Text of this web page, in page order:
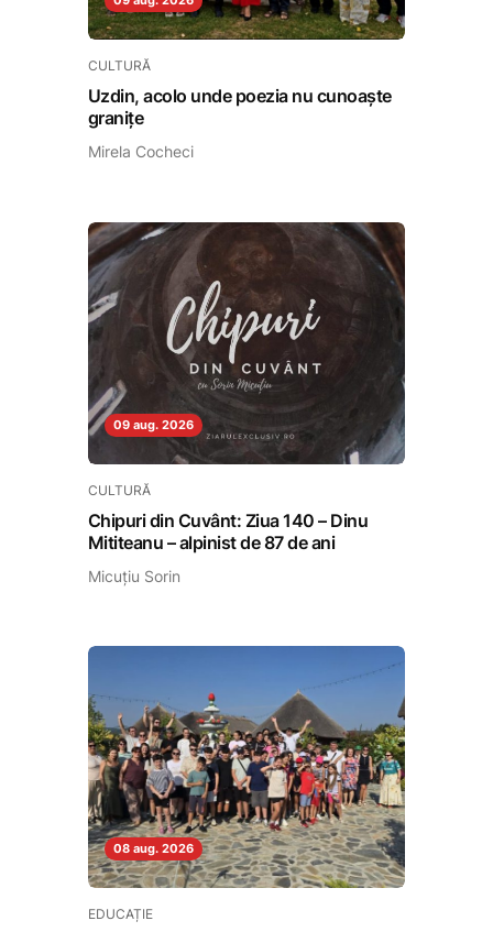
CULTURĂ
Uzdin, acolo unde poezia nu cunoaște
granițe
Mirela Cocheci
09 aug. 2026
CULTURĂ
Chipuri din Cuvânt: Ziua 140 – Dinu
Mititeanu – alpinist de 87 de ani
Micuțiu Sorin
08 aug. 2026
EDUCAȚIE